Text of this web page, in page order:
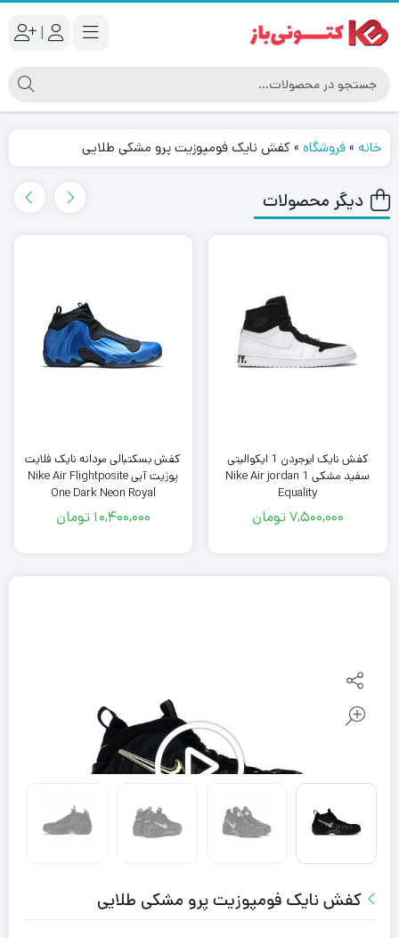
|
خانه »فروشگاه »کفش نایک فومپوزیت پرو مشکی طلایی
دیگر محصولات
کفش نایک ایرجردن 1 ایکوالیتی
سفید مشکی Nike Air jordan 1
Equality
7,500,000تومان
کفش بسکتبالی مردانه نایک فلایت
پوزیت آبی Nike Air Flightposite
One Dark Neon Royal
10,400,000 تومان
کفش نایک فومپوزیت پرو مشکی طلایی